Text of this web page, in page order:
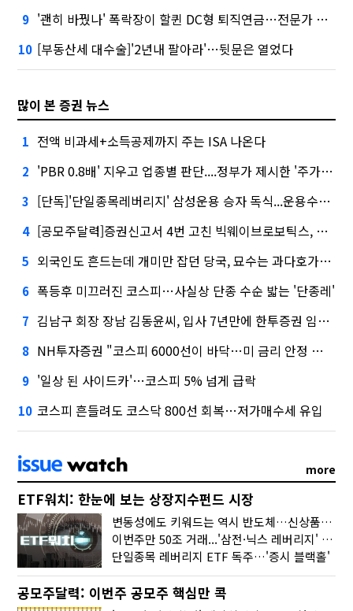
9 '괜히 바꿨나' 폭락장이 할퀸 DC형 퇴직연금…전문가 조언은
10 [부동산세 대수술]'2년내 팔아라'…뒷문은 열었다
많이 본 증권 뉴스
1 전액 비과세+소득공제까지 주는 ISA 나온다
2 'PBR 0.8배' 지우고 업종별 판단....정부가 제시한 '주가 누르기' 방지법
3 [단독]'단일종목레버리지' 삼성운용 승자 독식...운용수익 미래에셋의 6배
4 [공모주달력]증권신고서 4번 고친 빅웨이브로보틱스, 수요예측
5 외국인도 흔드는데 개미만 잡던 당국, 묘수는 과다호가부담금?
6 폭등후 미끄러진 코스피…사실상 단종 수순 밟는 '단종레'
7 김남구 회장 장남 김동윤씨, 입사 7년만에 한투증권 임원 승진
8 NH투자증권 "코스피 6000선이 바닥…미 금리 안정 후 추가 회복"
9 '일상 된 사이드카'…코스피 5% 넘게 급락
10 코스피 흔들려도 코스닥 800선 회복…저가매수세 유입
more
ETF워치: 한눈에 보는 상장지수펀드 시장
변동성에도 키워드는 역시 반도체…신상품은 우주·방산
이번주만 50조 거래...'삼전·닉스 레버리지' 수익률은 -30%
단일종목 레버리지 ETF 독주…'증시 블랙홀'
공모주달력: 이번주 공모주 핵심만 콕